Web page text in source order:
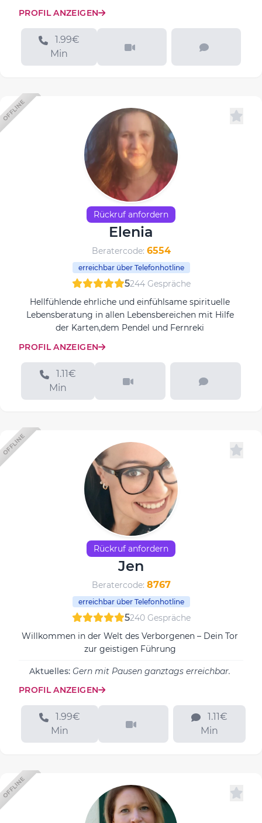
PROFIL ANZEIGEN
1.99€
Min
OFFLINE
Rückruf anfordern
Elenia
Beratercode: 6554
erreichbar über Telefonhotline
5244 Gespräche
Hellfühlende ehrliche und einfühlsame spirituelle
Lebensberatung in allen Lebensbereichen mit Hilfe
der Karten,dem Pendel und Fernreki
PROFIL ANZEIGEN
1.11€
Min
OFFLINE
Rückruf anfordern
Jen
Beratercode: 8767
erreichbar über Telefonhotline
5240 Gespräche
Willkommen in der Welt des Verborgenen – Dein Tor
zur geistigen Führung
Aktuelles: Gern mit Pausen ganztags erreichbar.
PROFIL ANZEIGEN
Min
Min
OFFLINE